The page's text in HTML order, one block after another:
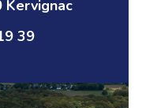
Kervignac
39